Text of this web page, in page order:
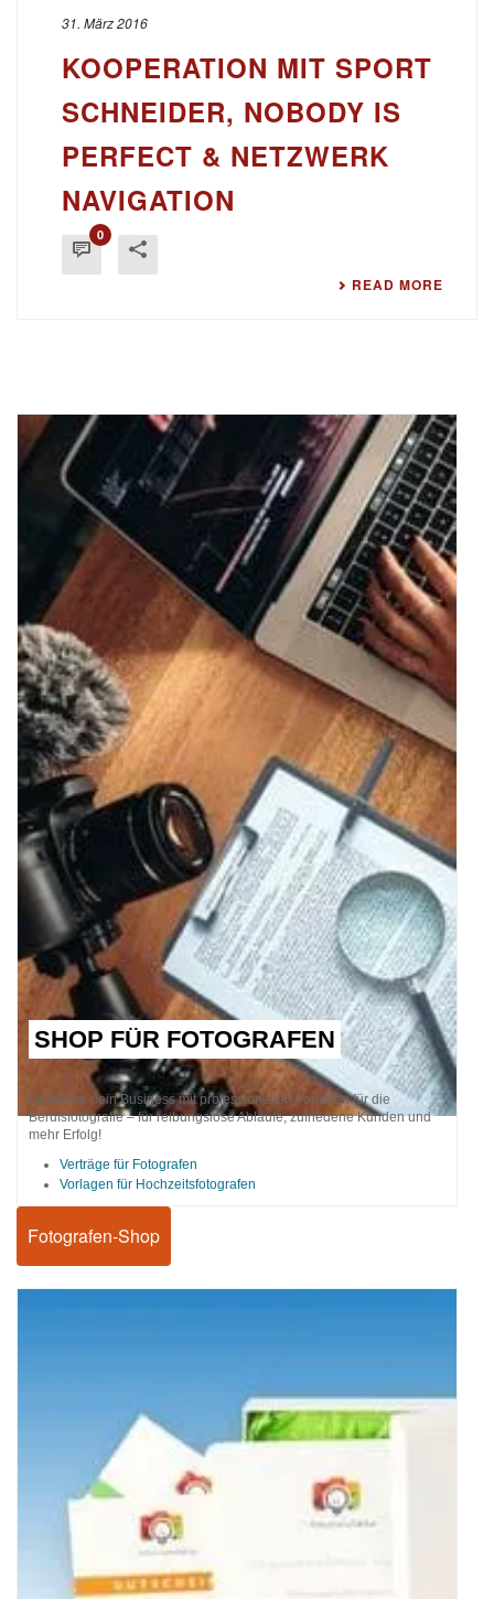
31. März 2016
KOOPERATION MIT SPORT
SCHNEIDER, NOBODY IS
PERFECT & NETZWERK
NAVIGATION
0
READ MORE
SHOP FÜR FOTOGRAFEN
Optimiere dein Business mit professionellen Vorlagen für die
Berufsfotografie – für reibungslose Abläufe, zufriedene Kunden und
mehr Erfolg!
Verträge für Fotografen
Vorlagen für Hochzeitsfotografen
Fotografen-Shop